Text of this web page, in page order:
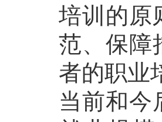
培训的原
范、保障
者的职业
当前和今